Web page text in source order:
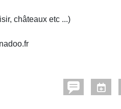
châteaux etc ...)